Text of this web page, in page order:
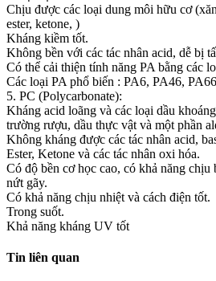
Chịu được các loại dung môi hữu cơ
ester, ketone, )
Kháng kiềm tốt.
Không bền với các tác nhân acid, dễ bị
Có thể cải thiện tính năng PA bằng các
Các loại PA phổ biến : PA6, PA46,
5. PC (Polycarbonate):
Kháng acid loãng và các loại dầu
trường rượu, dầu thực vật và một phần
Không kháng được các tác nhân acid,
Ester, Ketone và các tác nhân oxi hóa.
Có độ bền cơ học cao, có khả năng
nứt gãy.
Có khả năng chịu nhiệt và cách điện tốt.
Trong suốt.
Khả năng kháng UV tốt
Tin liên quan